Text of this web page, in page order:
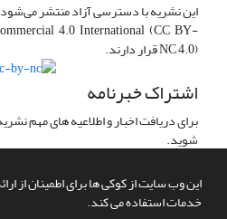
این وب سایت از کوکی ها برای اطمینان از
خدمات استفاده می کند.
4.0 International (CC BY-
NC 4.0) قرار دارند.
اشتراک خبرنامه
برای دریافت اخبار و اطلاعیه های مهم
شوید.